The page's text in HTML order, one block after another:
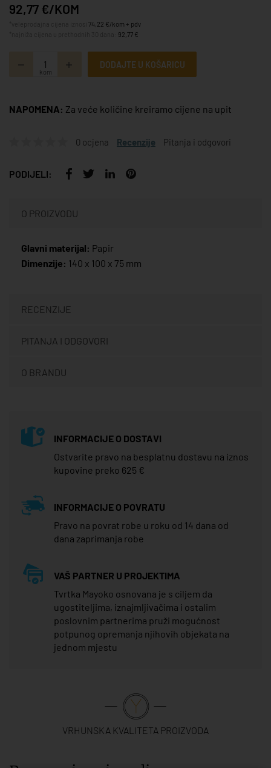
92,77 €/KOM
74,22 €/kom + pdv
92,77 €
kom
DODAJTE U KOŠARICU
NAPOMENA: Za veće količine kreiramo cijene na upit
0 ocjena Recenzije Pitanja i odgovori
PODIJELI:
O PROIZVODU
Glavni materijal: Papir
Dimenzije: 140 x 100 x 75 mm
RECENZIJE
PITANJA I ODGOVORI
O BRANDU
INFORMACIJE O DOSTAVI
Ostvarite pravo na besplatnu dostavu na iznos
kupovine preko 625 €
INFORMACIJE O POVRATU
Pravo na povrat robe u roku od 14 dana od
dana zaprimanja robe
VAŠ PARTNER U PROJEKTIMA
Tvrtka Mayoko osnovana je s ciljem da
ugostiteljima, iznajmljivačima i ostalim
poslovnim partnerima pruži mogućnost
potpunog opremanja njihovih objekata na
jednom mjestu
VRHUNSKA KVALITETA PROIZVODA